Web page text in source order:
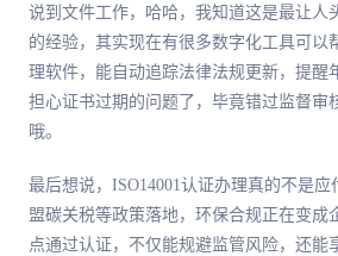
说到文件工作，哈哈，我知道这是最让人
的经验，其实现在有很多数字化工具可以
理软件，能自动追踪法律法规更新，提醒
担心证书过期的问题了，毕竟错过监督审
哦。
最后想说，ISO14001认证办理真的不是
盟碳关税等政策落地，环保合规正在变成
点通过认证，不仅能规避监管风险，还能